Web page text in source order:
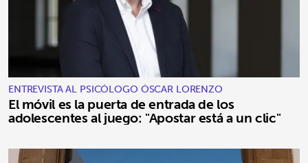
ENTREVISTA AL PSICÓLOGO ÓSCAR LORENZO
El móvil es la puerta de entrada de los
adolescentes al juego: "Apostar está a un clic"